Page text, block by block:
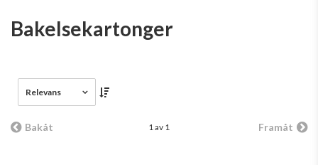
Bakelsekartonger
Relevans
Bakåt 1 av 1 Framåt